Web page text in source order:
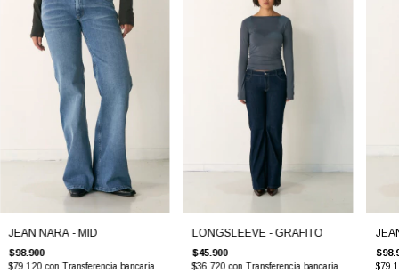
JEAN NARA - MID
$98.900
$79.120con Transferencia bancaria
LONGSLEEVE - GRAFITO
$45.900
$36.720con Transferencia bancaria